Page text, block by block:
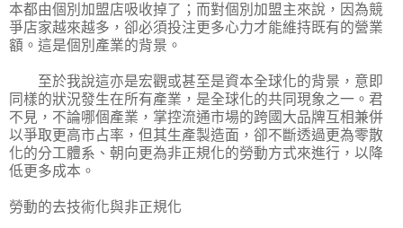
本都由個別加盟店吸收掉了；而對個別加盟主來說，因為競
爭店家越來越多，卻必須投注更多心力才能維持既有的營業
額。這是個別產業的背景。
至於我說這亦是宏觀或甚至是資本全球化的背景，意即
同樣的狀況發生在所有產業，是全球化的共同現象之一。君
不見，不論哪個產業，掌控流通市場的跨國大品牌互相兼併
以爭取更高市占率，但其生產製造面，卻不斷透過更為零散
化的分工體系、朝向更為非正規化的勞動方式來進行，以降
低更多成本。
勞動的去技術化與非正規化